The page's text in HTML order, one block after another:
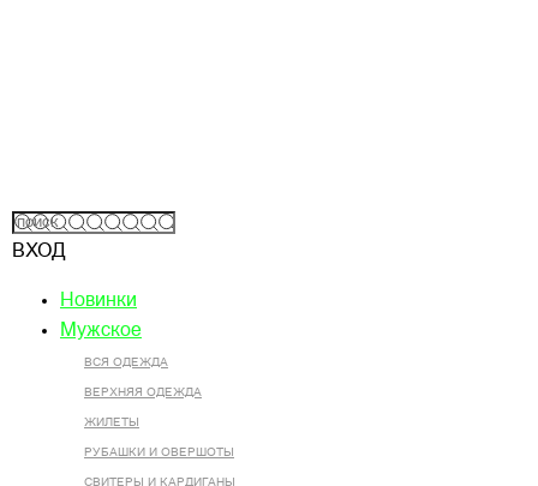
ВХОД
Новинки
Мужское
ВСЯ ОДЕЖДА
ВЕРХНЯЯ ОДЕЖДА
ЖИЛЕТЫ
РУБАШКИ И ОВЕРШОТЫ
СВИТЕРЫ И КАРДИГАНЫ